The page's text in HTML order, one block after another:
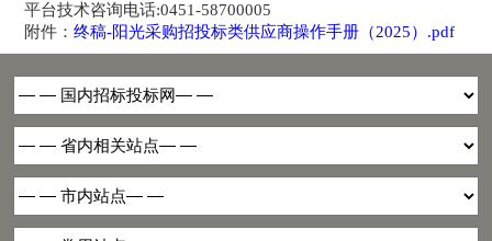
平台技术咨询电话:0451-58700005
附件： 终稿-阳光采购招投标类供应商操作手册（2025）.pdf